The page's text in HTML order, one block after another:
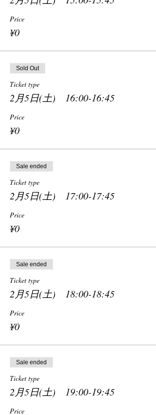
Price
¥0
Sold Out
Ticket type
2月5日(土) 16:00-16:45
Price
¥0
Sale ended
Ticket type
2月5日(土) 17:00-17:45
Price
¥0
Sale ended
Ticket type
2月5日(土) 18:00-18:45
Price
¥0
Sale ended
Ticket type
2月5日(土) 19:00-19:45
Price